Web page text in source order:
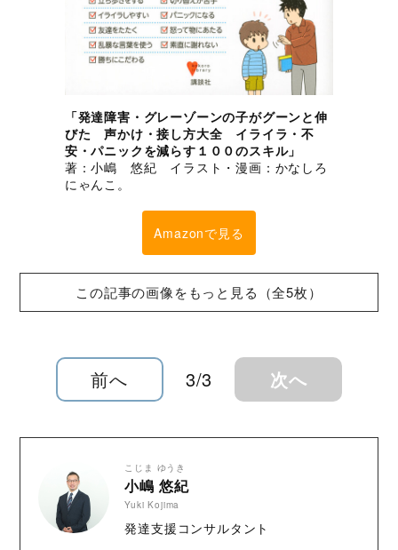
「発達障害・グレーゾーンの子がグーンと伸
びた 声かけ・接し方大全 イライラ・不
安・パニックを減らす１００のスキル」
著：小嶋 悠紀 イラスト・漫画：かなしろ
にゃんこ。
Amazonで見る
この記事の画像をもっと見る（全5枚）
前へ 3/3 次へ
こじま ゆうき
小嶋 悠紀
Yuki Kojima
発達支援コンサルタント